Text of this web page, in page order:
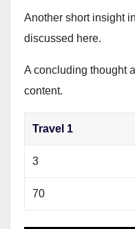
Another short insight
discussed here.
A concluding thought
content.
Travel 1
3
70